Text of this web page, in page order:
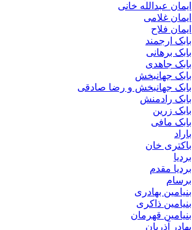
عبدالله خانی
غلامی
جهانبخش و رضا صادقی
خان
مقدم
بهادری
ذاکری
قهرمان